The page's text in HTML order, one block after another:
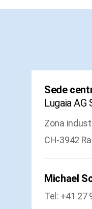
Sede
Lugaia
Zona
CH-3942
Michael
Tel: +41 27